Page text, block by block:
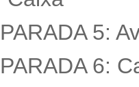
PARADA 5:
PARADA 6: